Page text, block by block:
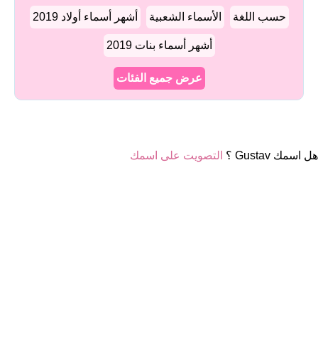
حسب اللغة الأسماء الشعبية أشهر أسماء أولاد 2019
أشهر أسماء بنات 2019
عرض جميع الفئات
هل اسمك Gustav ؟ التصويت على اسمك